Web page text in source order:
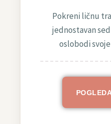
Pokreni ličnu
jednostavan
oslobodi